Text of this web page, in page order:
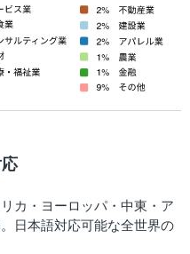
カ・ヨーロッパ・中東・ア
日本語対応可能な全世界の